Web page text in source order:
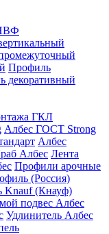
Профиль
декоративный
ГКЛ
Албес ГОСТ Strong
Албес
Албес Лента
Профили арочные
(Россия)
Knauf (Кнауф)
подвес Албес
Удлинитель Албес